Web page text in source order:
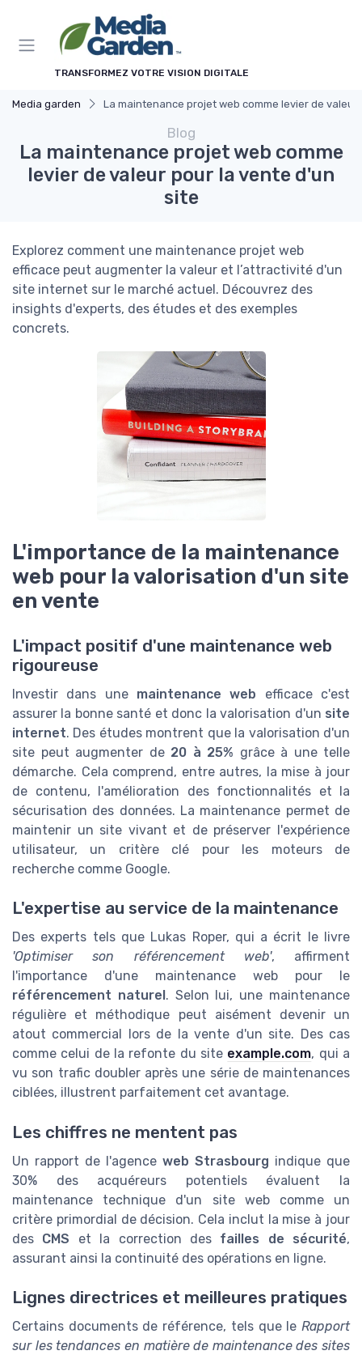
TRANSFORMEZ VOTRE VISION DIGITALE
Media garden La maintenance projet web comme levier de
Blog
La maintenance projet web comme
levier de valeur pour la vente d'un
site
Explorez comment une maintenance projet web
efficace peut augmenter la valeur et l’attractivité d'un
site internet sur le marché actuel. Découvrez des
insights d'experts, des études et des exemples
concrets.
L'importance de la maintenance
web pour la valorisation d'un site
en vente
L'impact positif d'une maintenance web
rigoureuse
Investir dans une maintenance web efficace c'est
assurer la bonne santé et donc la valorisation d'un site
internet. Des études montrent que la valorisation d'un
site peut augmenter de 20 à 25% grâce à une telle
démarche. Cela comprend, entre autres, la mise à jour
de contenu, l'amélioration des fonctionnalités et la
sécurisation des données. La maintenance permet de
maintenir un site vivant et de préserver l'expérience
utilisateur, un critère clé pour les moteurs de
recherche comme Google.
L'expertise au service de la maintenance
Des experts tels que Lukas Roper, qui a écrit le livre
'Optimiser son référencement web', affirment
l'importance d'une maintenance web pour le
référencement naturel . Selon lui, une maintenance
régulière et méthodique peut aisément devenir un
atout commercial lors de la vente d'un site. Des cas
comme celui de la refonte du site example.com, qui a
vu son trafic doubler après une série de maintenances
ciblées, illustrent parfaitement cet avantage.
Les chiffres ne mentent pas
Un rapport de l'agence web Strasbourg indique que
30% des acquéreurs potentiels évaluent la
maintenance technique d'un site web comme un
critère primordial de décision. Cela inclut la mise à jour
des CMS et la correction des failles de sécurité,
assurant ainsi la continuité des opérations en ligne.
Lignes directrices et meilleures pratiques
Certains documents de référence, tels que le Rapport
sur les tendances en matière de maintenance des sites